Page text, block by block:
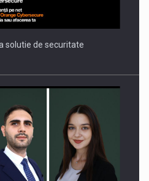
COMPANIES ON THE
solutie de securitate